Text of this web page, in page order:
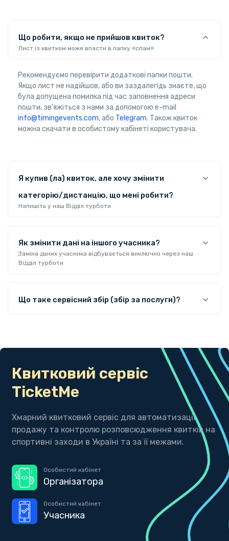
Що робити, якщо не прийшов квиток?
Лист із квитком може впасти в папку «спам»
Рекомендуємо перевірити додаткові папки пошти.
Якщо лист не надійшов, або ви заздалегідь знаєте, що
була допущена помилка під час заповнення адреси
пошти, зв'яжіться з нами за допомогою e-mail
info@timingevents.com, або Telegram. Також квиток
можна скачати в особистому кабінеті користувача.
Я купив (ла) квиток, але хочу змінити
категорію/дистанцію, що мені робити?
Напишіть у наш Відділ турботи
Як змінити дані на іншого учасника?
Заміна даних учасника відбувається виключно через наш
Відділ турботи
Що таке сервісний збір (збір за послуги)?
Квитковий сервіс
TicketMe
Хмарний квитковий сервіс для автоматизації
продажу та контролю розповсюдження квитків на
спортивні заходи в Україні та за її межами.
Особистий кабінет
Організатора
Особистий кабінет
Учасника